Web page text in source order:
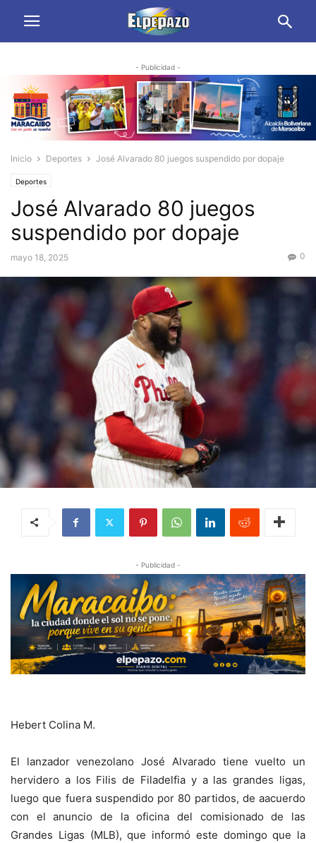
- Publicidad -
Inicio Deportes José Alvarado 80 juegos suspendido por dopaje
Deportes
José Alvarado 80 juegos
suspendido por dopaje
mayo 18, 2025 0
- Publicidad -
Hebert Colina M.
El lanzador venezolano José Alvarado tiene vuelto un
hervidero a los Filis de Filadelfia y a las grandes ligas,
luego que fuera suspendido por 80 partidos, de aacuerdo
con el anuncio de la oficina del comisionado de las
Grandes Ligas (MLB), que informó este domingo que la